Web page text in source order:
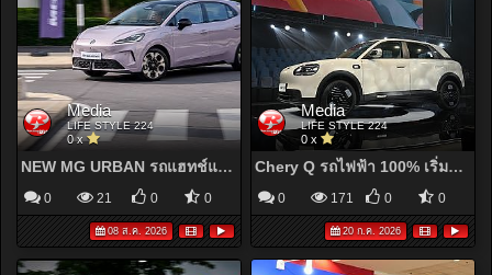
Media
LIFE STYLE 224
0 x
NEW MG URBAN รถแฮทช์แบ็คพลังงานไฟฟ้ารุ่นล่าสุดของ เอ็มจี ราคาเริ่มต้นเพียง 529,900 บาท
0 21 0 0
08 ส.ค. 2026
Media
LIFE STYLE 224
0 x
Chery Q รถไฟฟ้า 100% เริ่มแค่ 4.4 แสน!
0 171 0 0
20 ก.ค. 2026